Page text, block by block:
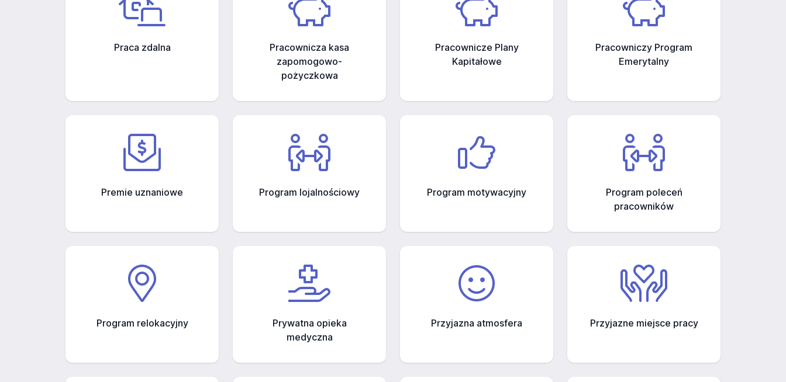
Praca zdalna
Pracownicza kasa
zapomogowo-
pożyczkowa
Pracownicze Plany
Kapitałowe
Pracowniczy Program
Emerytalny
Premie uznaniowe Program lojalnościowy Program motywacyjny
Program poleceń
pracowników
Program relokacyjny
Prywatna opieka
medyczna
Przyjazna atmosfera Przyjazne miejsce pracy